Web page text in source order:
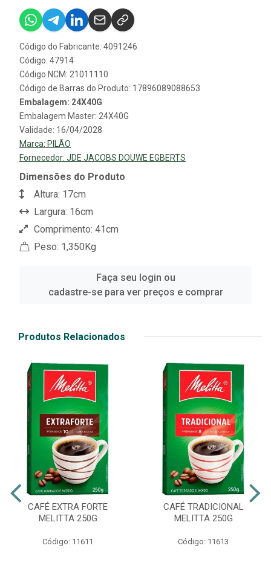
Código do Fabricante: 4091246
Código: 47914
Código NCM: 21011110
Código de Barras do Produto: 17896089088653
Embalagem: 24X40G
Embalagem Master: 24X40G
Validade: 16/04/2028
Marca: PILÃO
Fornecedor: JDE JACOBS DOUWE EGBERTS
Dimensões do Produto
Altura: 17cm
Largura: 16cm
Comprimento: 41cm
Peso: 1,350Kg
Faça seu login ou
cadastre-se para ver preços e comprar
Produtos Relacionados
CAFÉ EXTRA FORTE
MELITTA 250G
Código: 11611
CAFÉ TRADICIONAL
MELITTA 250G
Código: 11613